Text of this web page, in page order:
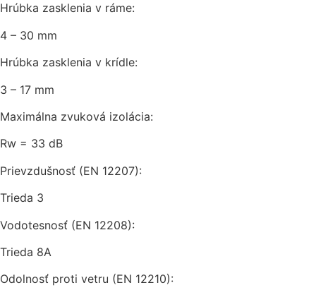
Hrúbka zasklenia v ráme:
4 – 30 mm
Hrúbka zasklenia v krídle:
3 – 17 mm
Maximálna zvuková izolácia:
Rw = 33 dB
Prievzdušnosť (EN 12207):
Trieda 3
Vodotesnosť (EN 12208):
Trieda 8A
Odolnosť proti vetru (EN 12210):